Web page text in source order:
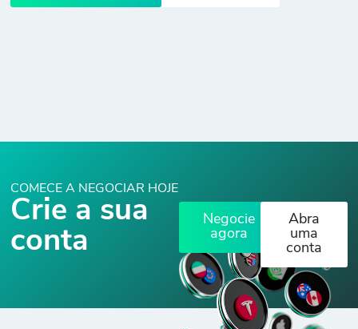
COMECE A NEGOCIAR HOJE
Crie a sua
conta
Negocie
agora
Abra
uma
conta